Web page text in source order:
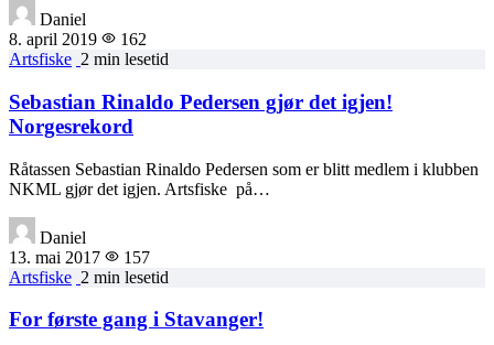
Daniel
8. april 2019
162
Artsfiske 2 min lesetid
Sebastian Rinaldo Pedersen gjør det igjen!
Norgesrekord
Råtassen Sebastian Rinaldo Pedersen som er blitt medlem i klubben
NKML gjør det igjen. Artsfiske på…
Daniel
13. mai 2017
157
Artsfiske 2 min lesetid
For første gang i Stavanger!